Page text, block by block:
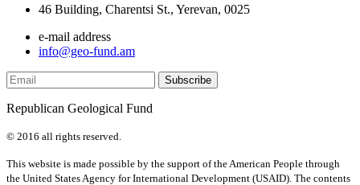
46 Building, Charentsi St., Yerevan, 0025
e-mail address
info@geo-fund.am
Republican Geological Fund
© 2016 all rights reserved.
This website is made possible by the support of the American People through
the United States Agency for International Development (USAID). The contents